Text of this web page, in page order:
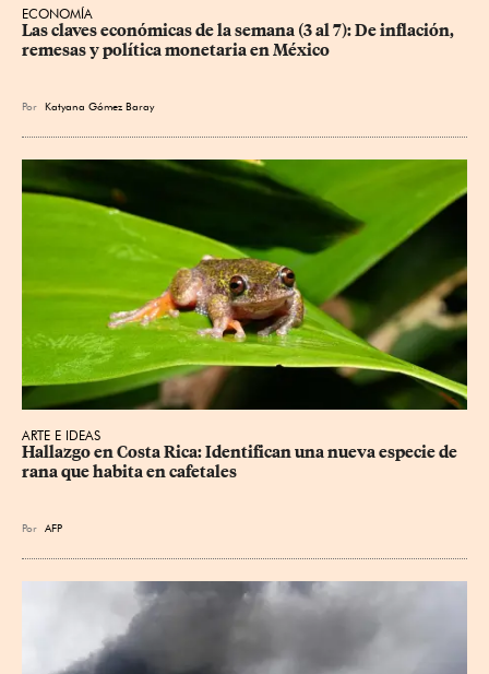
ECONOMÍA
Las claves económicas de la semana (3 al 7): De inflación,
remesas y política monetaria en México
Por Katyana Gómez Baray
ARTE E IDEAS
Hallazgo en Costa Rica: Identifican una nueva especie de
rana que habita en cafetales
Por AFP